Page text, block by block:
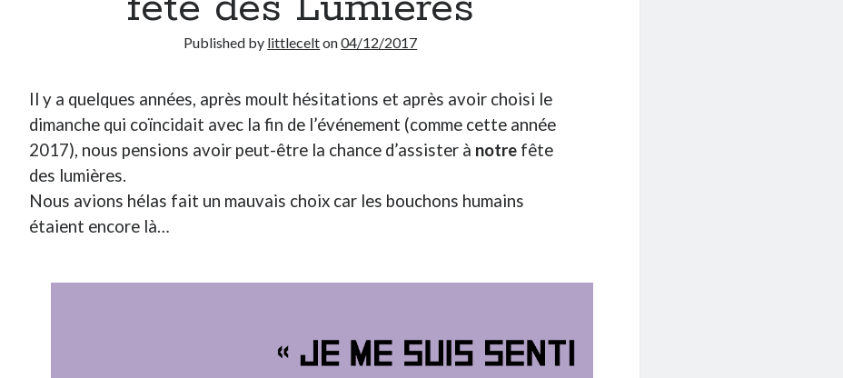
Published by littlecelton04/12/2017
Il y a quelques années, après moult hésitations et après avoir choisi le
dimanche qui coïncidait avec la fin de l’événement (comme cette année
2017), nous pensions avoir peut-être la chance d’assister à notre fête
des lumières.
Nous avions hélas fait un mauvais choix car les bouchons humains
étaient encore là…